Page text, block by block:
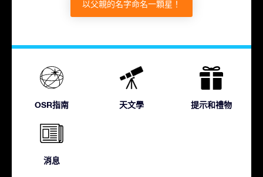
以父親的名字命名一顆星！
OSR指南 天文學 提示和禮物
消息